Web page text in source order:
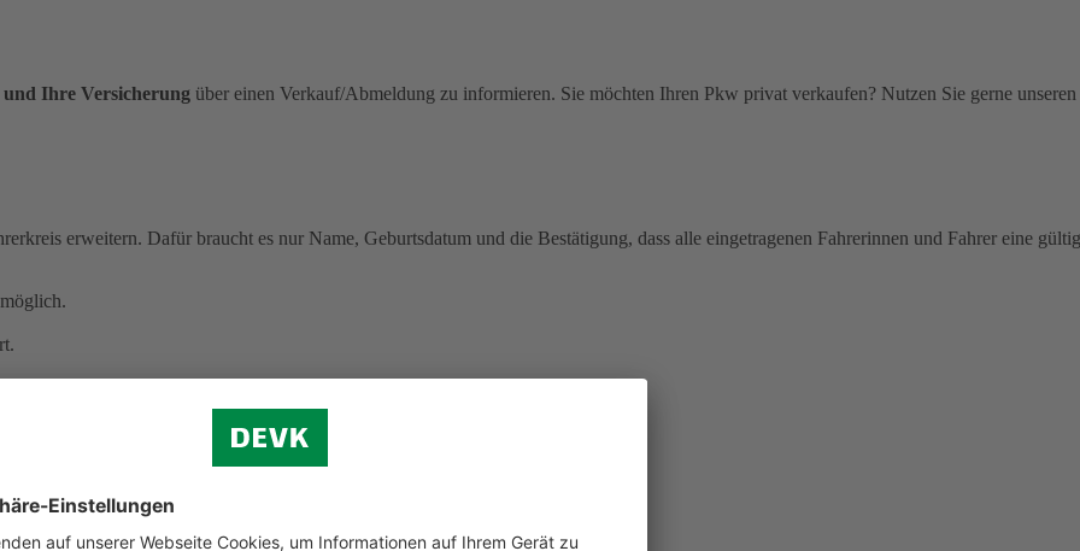
und Ihre Versicherung über einen Verkauf/Abmeldung zu informieren. Sie möchten Ihren Pkw privat verkaufen? Nutzen Sie gerne unseren
erweitern. Dafür braucht es nur Name, Geburtsdatum und die Bestätigung, dass alle eingetragenen Fahrerinnen und Fahrer eine
möglich.